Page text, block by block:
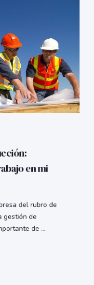
en mi
del rubro de
gestión de
de ...